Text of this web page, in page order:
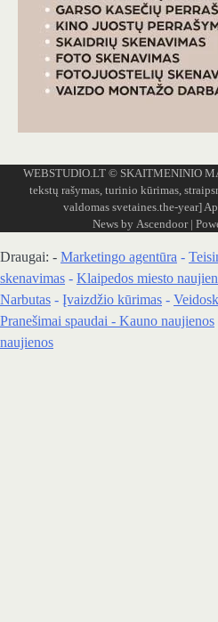
WEBSTUDIO.LT © SKAITMENINIO
tekstų rašymas, turinio kūrimas,
valdomas svetaines.the-year]
News by Ascendoor|
Draugai: - Marketingo agentūra -
skenavimas - Klaipedos miesto
Narbutas - Įvaizdžio kūrimas -
Pranešimai spaudai - Kauno naujienos
naujienos